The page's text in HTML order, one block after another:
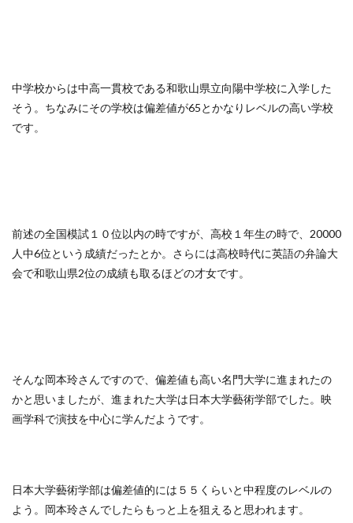
中学校からは中高一貫校である和歌山県立向陽中学校に入学した
そう。ちなみにその学校は偏差値が65とかなりレベルの高い学校
です。
前述の全国模試１０位以内の時ですが、高校１年生の時で、20000
人中6位という成績だったとか。さらには高校時代に英語の弁論大
会で和歌山県2位の成績も取るほどの才女です。
そんな岡本玲さんですので、偏差値も高い名門大学に進まれたの
かと思いましたが、進まれた大学は日本大学藝術学部でした。映
画学科で演技を中心に学んだようです。
日本大学藝術学部は偏差値的には５５くらいと中程度のレベルの
よう。岡本玲さんでしたらもっと上を狙えると思われます。